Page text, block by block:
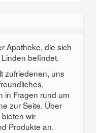
Apotheke, die sich
befindet.
zufriedenen, uns
in Fragen rund um
zur Seite. Über
wir
Produkte an.